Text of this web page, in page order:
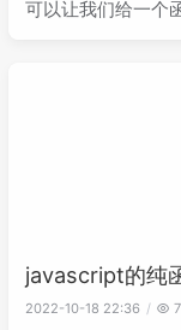
可以让我们给一个
javascript的纯
2022-10-18 22:36